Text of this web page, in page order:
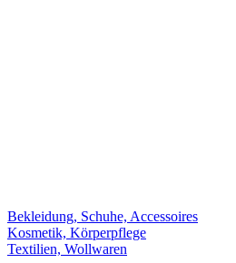
Bekleidung, Schuhe, Accessoires
Kosmetik, Körperpflege
Textilien, Wollwaren